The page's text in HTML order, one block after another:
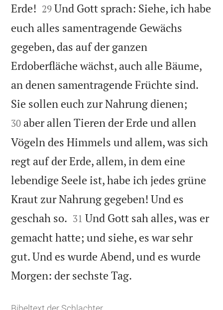
Erde! 

29 Und Gott sprach: Siehe, ich habe
euch alles samentragende Gewächs
gegeben, das auf der ganzen
Erdoberfläche wächst, auch alle Bäume,
an denen samentragende Früchte sind.
Sie sollen euch zur Nahrung dienen;
30 aber allen Tieren der Erde und allen
Vögeln des Himmels und allem, was sich
regt auf der Erde, allem, in dem eine
lebendige Seele ist, habe ich jedes grüne
Kraut zur Nahrung gegeben! Und es
geschah so. 

31 Und Gott sah alles, was er
gemacht hatte; und siehe, es war sehr
gut. Und es wurde Abend, und es wurde
Morgen: der sechste Tag.